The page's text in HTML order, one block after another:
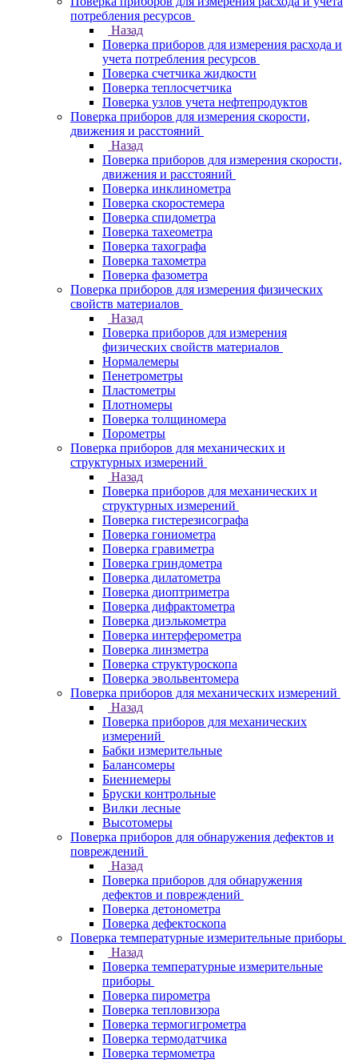
потребления ресурсов
Назад
Поверка приборов для измерения расхода и
учета потребления ресурсов
Поверка счетчика жидкости
Поверка теплосчетчика
Поверка узлов учета нефтепродуктов
Поверка приборов для измерения скорости,
движения и расстояний
Назад
Поверка приборов для измерения скорости,
движения и расстояний
Поверка инклинометра
Поверка скоростемера
Поверка спидометра
Поверка тахеометра
Поверка тахографа
Поверка тахометра
Поверка фазометра
Поверка приборов для измерения физических
свойств материалов
Назад
Поверка приборов для измерения
физических свойств материалов
Нормалемеры
Пенетрометры
Пластометры
Плотномеры
Поверка толщиномера
Порометры
Поверка приборов для механических и
структурных измерений
Назад
Поверка приборов для механических и
структурных измерений
Поверка гистерезисографа
Поверка гониометра
Поверка гравиметра
Поверка гриндометра
Поверка дилатометра
Поверка диоптриметра
Поверка дифрактометра
Поверка диэлькометра
Поверка интерферометра
Поверка линзметра
Поверка структуроскопа
Поверка эвольвентомера
Поверка приборов для механических измерений
Назад
Поверка приборов для механических
измерений
Бабки измерительные
Балансомеры
Биениемеры
Бруски контрольные
Вилки лесные
Высотомеры
Поверка приборов для обнаружения дефектов и
повреждений
Назад
Поверка приборов для обнаружения
дефектов и повреждений
Поверка детонометра
Поверка дефектоскопа
Поверка температурные измерительные приборы
Назад
Поверка температурные измерительные
приборы
Поверка пирометра
Поверка тепловизора
Поверка термогигрометра
Поверка термодатчика
Поверка термометра